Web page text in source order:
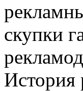
скупки
История